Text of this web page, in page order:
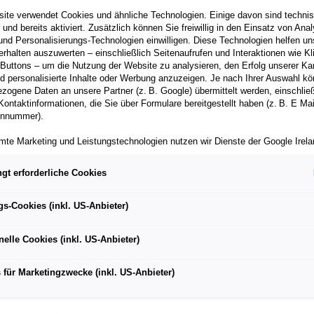
aus neun Berufszweigen entwerfen und bauen das
ŠKODA Element
technische Nachwuchs baute 1500 Stunden an dem
verwendet Cookies und ähnliche Technologien. Einige davon sind
und bereits aktiviert. Zusätzlich können Sie freiwillig in den Einsatz von
Personalisierungs-Technologien einwilligen. Diese Technologien helfen
auszuwerten – einschließlich Seitenaufrufen und Interaktionen wie
– um die Nutzung der Website zu analysieren, den Erfolg unserer
personalisierte Inhalte oder Werbung anzuzeigen. Je nach Ihrer Auswahl
Daten an unsere Partner (z. B. Google) übermittelt werden,
die Sie über Formulare bereitgestellt haben (z. B. E
Marketing und Leistungstechnologien nutzen wir Dienste der Google
Datenschutzniveau; staatliche Zugriffe und eingeschränkte
können nicht ausgeschlossen werden. Die Übermittlung
einen personalisierten Link auf unsere Website gelangen und Marketing
von dem Ihnen zugeordneten Händler bzw. im Falle eines Porsche
der jeweiligen Kampagne.
erforderliche Cookies
Cookies (inkl. US-Anbieter)
Cookies (inkl. US-Anbieter)
für Marketingzwecke (inkl. US-Anbieter)